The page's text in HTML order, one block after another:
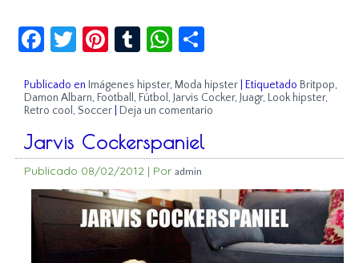
Facebook
Twitter
Pinterest
TumblrWhatsApp
Publicado en Imágenes hipster, Moda hipster Etiquetado Britpop,
Damon Albarn, Football , Fútbol , Jarvis Cocker, Juagr, Look hipster,
Retro cool , Soccer Deja un comentario
Jarvis Cockerspaniel
Publicado 08/02/2012 | Por admin